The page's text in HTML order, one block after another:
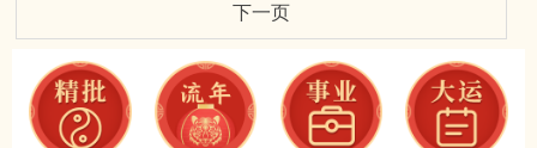
下一页